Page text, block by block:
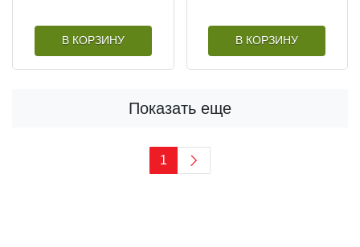
В КОРЗИНУ В КОРЗИНУ
Показать еще
1